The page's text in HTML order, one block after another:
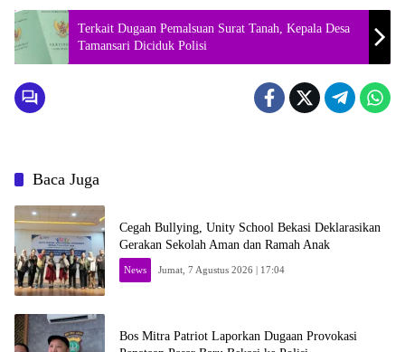
Terkait Dugaan Pemalsuan Surat Tanah, Kepala Desa
Tamansari Diciduk Polisi
Baca Juga
Cegah Bullying, Unity School Bekasi Deklarasikan
Gerakan Sekolah Aman dan Ramah Anak
News Jumat, 7 Agustus 2026 | 17:04
Bos Mitra Patriot Laporkan Dugaan Provokasi